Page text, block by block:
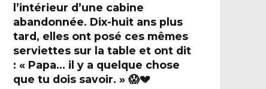
l’intérieur d’une cabine
abandonnée. Dix-huit ans plus
tard, elles ont posé ces mêmes
serviettes sur la table et ont dit
: « Papa… il y a quelque chose
que tu dois savoir. » 😱💔